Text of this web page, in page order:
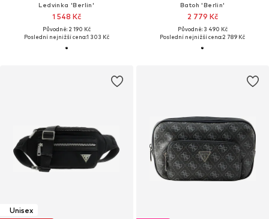
Ledvinka 'Berlin'
1 548 Kč
Původně: 2 190 Kč
Poslední nejnižší cena:1 303 Kč
Batoh 'Berlin'
2 779 Kč
Původně: 3 490 Kč
Poslední nejnižší cena:2 789 Kč
Unisex